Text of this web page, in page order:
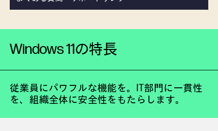
Windows 11の特長
従業員にパワフルな機能を。IT部門に一貫性
を、組織全体に安全性をもたらします。